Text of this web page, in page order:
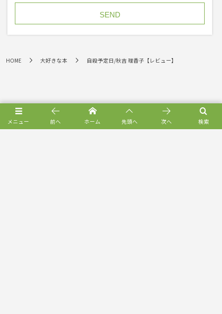
HOME 大好きな本 自殺予定日/秋吉 理香子【レビュー】
メニュー 検索
前へ ホーム 先頭へ 次へ